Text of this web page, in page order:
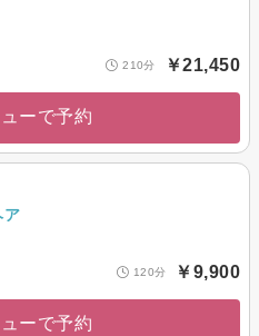
210分 ￥21,450
ーで予約
ア
120分 ￥9,900
ーで予約